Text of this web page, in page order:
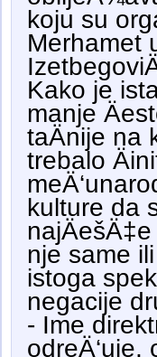
koju su
Merhamet
Kako je
manje
taÄnije
trebalo
kulture da
nje same
istoga
negacije
- Ime
odreÄ‘uje,